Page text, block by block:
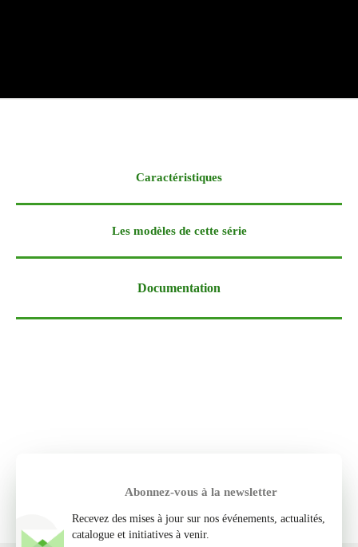
Caractéristiques
Les modèles de cette série
Documentation
Abonnez-vous à la newsletter
Recevez des mises à jour sur nos événements, actualités,
catalogue et initiatives à venir.